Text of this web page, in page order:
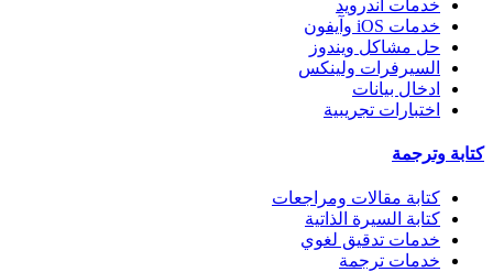
خدمات أندرويد
خدمات iOS وآيفون
حل مشاكل ويندوز
السيرفرات ولينكس
ادخال بيانات
اختبارات تجريبية
كتابة وترجمة
كتابة مقالات ومراجعات
كتابة السيرة الذاتية
خدمات تدقيق لغوي
خدمات ترجمة